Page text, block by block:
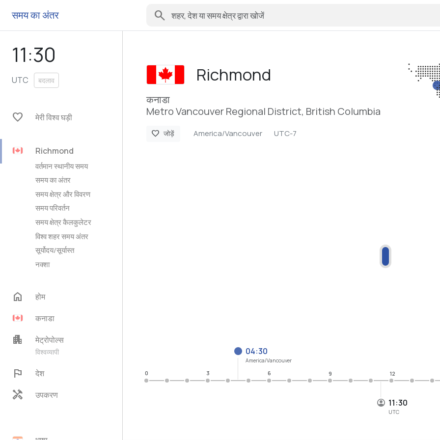
समय का अंतर search
11:30
UTC बदलाव
favorite मेरी विश्व घड़ी
Richmond
वर्तमान स्थानीय समय
समय का अंतर
समय क्षेत्र और विवरण
समय परिवर्तन
समय क्षेत्र कैलकुलेटर
विश्व शहर समय अंतर
सूर्योदय/सूर्यास्त
नक्शा
home
होम
कनाडा
apartment मेट्रोपोल्स
विश्वव्यापी
flag देश
handyman उपकरण
Richmond
कनाडा
Metro Vancouver Regional District, British Columbia
favorite जोड़ें America/Vancouver UTC-7
11:30
UTC
04:30
America/Vancouver
0 3 6 9 12